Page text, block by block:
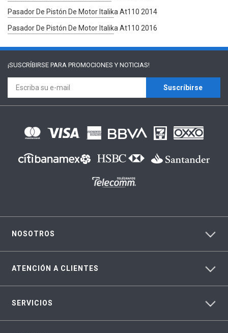
Pasador De Pistón De Motor Italika At110 2014
Pasador De Pistón De Motor Italika At110 2016
¡SUSCRÍBIRSE PARA PROMOCIONES Y NOTICIAS!
Suscríbirse
NOSOTROS
ATENCIÓN A CLIENTES
SERVICIOS